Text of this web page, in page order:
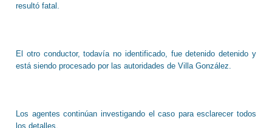
resultó fatal.
El otro conductor, todavía no identificado, fue detenido detenido y
está siendo procesado por las autoridades de Villa González.
Los agentes continúan investigando el caso para esclarecer todos
los detalles.